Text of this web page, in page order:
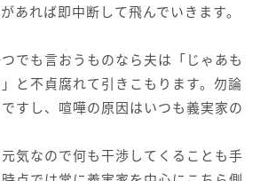
あれば即中断して飛んでいきます。
でも言おうものなら夫は「じゃあも
と不貞腐れて引きこもります。勿論
すし、喧嘩の原因はいつも義実家の
気なので何も干渉してくることも手